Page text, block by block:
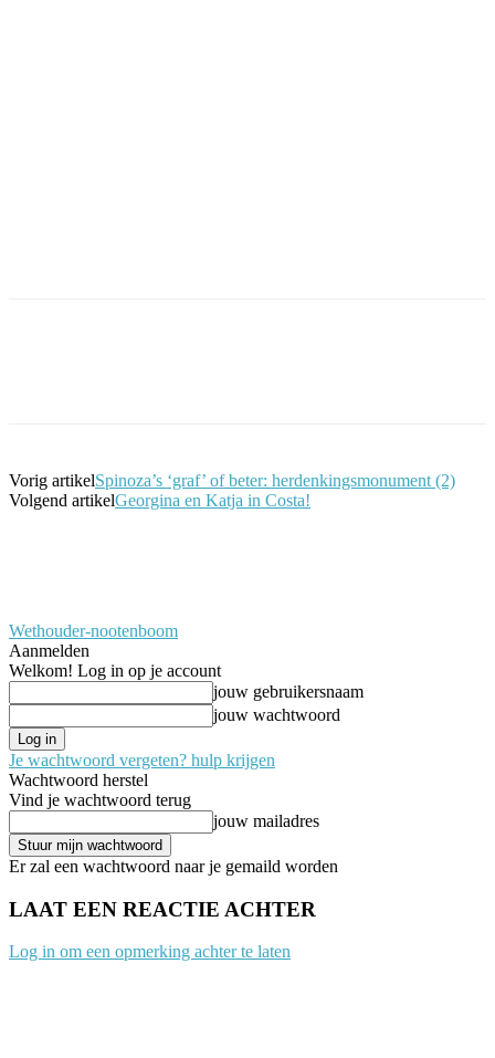
Vorig artikelSpinoza’s ‘graf’ of beter: herdenkingsmonument (2)
Volgend artikelGeorgina en Katja in Costa!
Wethouder-nootenboom
Aanmelden
Welkom! Log in op je account
jouw gebruikersnaam
jouw wachtwoord
Je wachtwoord vergeten? hulp krijgen
Wachtwoord herstel
Vind je wachtwoord terug
jouw mailadres
Er zal een wachtwoord naar je gemaild worden
LAAT EEN REACTIE ACHTER
Log in om een opmerking achter te laten